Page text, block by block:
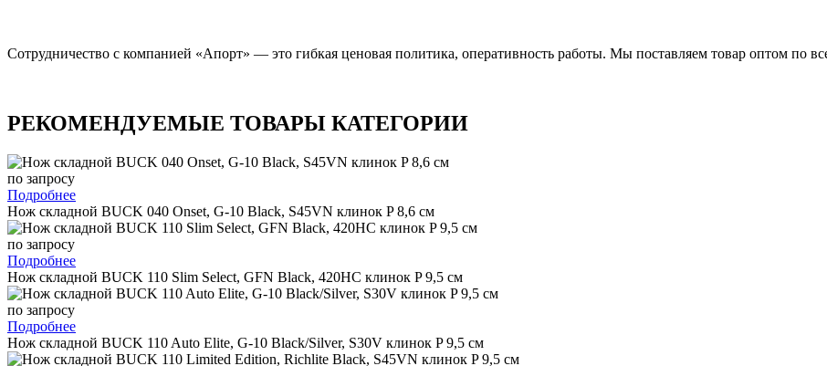
Сотрудничество с компанией «Апорт» — это гибкая ценовая политика, оперативность работы. Мы поставляем товар оптом по
РЕКОМЕНДУЕМЫЕ ТОВАРЫ КАТЕГОРИИ
по запросу
Подробнее
Нож складной BUCK 040 Onset, G-10 Black, S45VN клинок P 8,6 см
по запросу
Подробнее
Нож складной BUCK 110 Slim Select, GFN Black, 420HC клинок P 9,5 см
по запросу
Подробнее
Нож складной BUCK 110 Auto Elite, G-10 Black/Silver, S30V клинок P 9,5 см